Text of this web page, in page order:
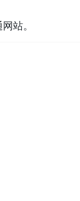
站。